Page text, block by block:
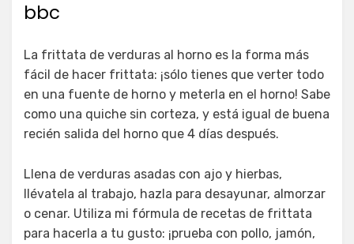
bbc
La frittata de verduras al horno es la forma más
fácil de hacer frittata: ¡sólo tienes que verter todo
en una fuente de horno y meterla en el horno! Sabe
como una quiche sin corteza, y está igual de buena
recién salida del horno que 4 días después.
Llena de verduras asadas con ajo y hierbas,
llévatela al trabajo, hazla para desayunar, almorzar
o cenar. Utiliza mi fórmula de recetas de frittata
para hacerla a tu gusto: ¡prueba con pollo, jamón,